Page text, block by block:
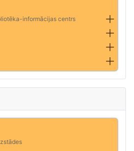
informācijas centrs